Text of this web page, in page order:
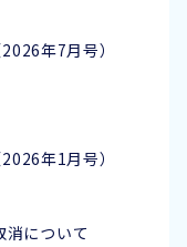
年7月号）
年1月号）
について